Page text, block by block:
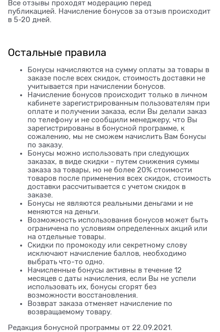
Все отзывы проходят модерацию перед
публикацией. Начисление бонусов за отзыв происходит
в 5-20 дней.
Остальные правила
Бонусы начисляются на сумму оплаты за товары в
заказе после всех скидок, стоимость доставки не
учитывается при начислении бонусов.
Начисление бонусов происходит только в личном
кабинете зарегистрированным пользователям при
оплате и получении заказа, если Вы делали заказ
по телефону и не сообщили менеджеру, что Вы
зарегистрированы в бонусной программе, к
сожалению, мы не сможем начислить Вам бонусы
по заказу.
Бонусы можно использовать при следующих
заказах, в виде скидки - путем снижения суммы
заказа за товары, но не более 20% стоимости
товаров после применения всех скидок, стоимость
доставки рассчитывается с учетом скидок в
заказе.
Бонусы не являются реальными деньгами и не
меняются на деньги.
Возможность использования бонусов может быть
ограничена по условиям определенных акций или
на отдельные товары.
Скидки по промокоду или секретному слову
исключают начисление баллов, необходимо
выбрать что-то одно.
Начисленные бонусы активны в течение 12
месяцев с даты начисления, если Вы не успели
использовать их, бонусы сгорят без
возможности восстановления.
Возврат заказа отменяет начисление по
возвращаемому товару.
Редакция бонусной программы от 22.09.2021.